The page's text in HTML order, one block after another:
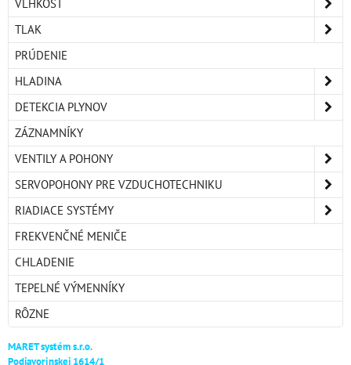
VLHKOSŤ
TLAK
PRÚDENIE
HLADINA
DETEKCIA PLYNOV
ZÁZNAMNÍKY
VENTILY A POHONY
SERVOPOHONY PRE VZDUCHOTECHNIKU
RIADIACE SYSTÉMY
FREKVENČNÉ MENIČE
CHLADENIE
TEPELNÉ VÝMENNÍKY
RÔZNE
MARET systém s.r.o.
Podjavorinskej 1614/1